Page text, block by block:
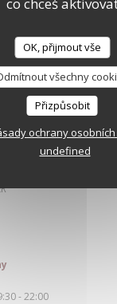
OK, přijmout vše
všechny
Přizpůsobit
ochrany
undefined
Obecné informace
se v novém okně))
- 22:00